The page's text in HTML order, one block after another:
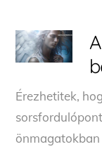
Érezhetitek,
önmagatokban